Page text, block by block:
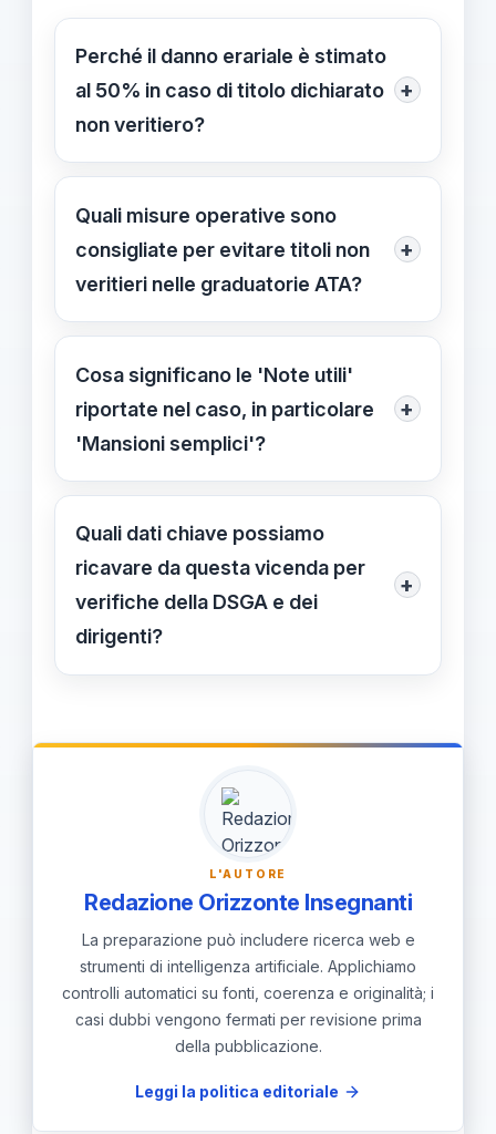
Perché il danno erariale è stimato
al 50% in caso di titolo dichiarato
non veritiero?
+
La Procura contabile fissa il danno al
50% delle retribuzioni indebitamente
percepite; in questa vicenda si
riferisce a oltre 60.000 EUR percepiti
Quali misure operative sono
consigliate per evitare titoli non
veritieri nelle graduatorie ATA?
+
Verifiche puntali dei titoli dichiarati,
documentazione affidabile e archivi
ordinati; definire procedure chiare e
controlli periodici per ridurre
Cosa significano le 'Note utili'
riportate nel caso, in particolare
'Mansioni semplici'?
+
Le note utili indicano che le mansioni
erano di base e non richiedevano
competenze specialistiche; questa
caratteristica descrive la funzione
svolta nel contesto esaminato.
Quali dati chiave possiamo
ricavare da questa vicenda per
verifiche della DSGA e dei
dirigenti?
+
Elemento: Titolo dichiarato non
Periodo attività: 2018–2022;
Retribuzioni percepite: oltre 60.000
EUR; Danno erariale: 50%; Importo
condannato: 31.332 EUR.
L'AUTORE
Redazione Orizzonte Insegnanti
La preparazione può includere ricerca web e
strumenti di intelligenza artificiale. Applichiamo
controlli automatici su fonti, coerenza e originalità; i
casi dubbi vengono fermati per revisione prima
della pubblicazione.
Leggi la politica editoriale